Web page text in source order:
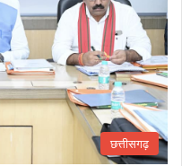
छत्तीसगढ़